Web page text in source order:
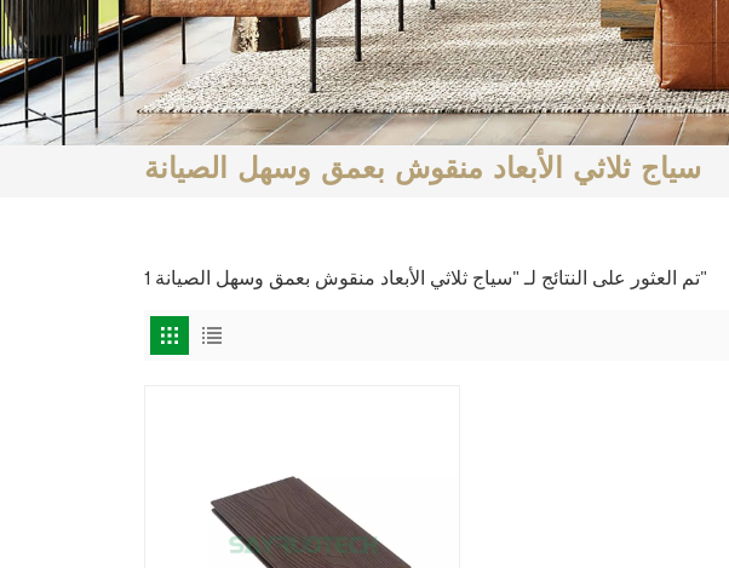
سياج ثلاثي الأبعاد منقوش بعمق وسهل الصيانة
1 تم العثور على النتائج لـ "سياج ثلاثي الأبعاد منقوش بعمق وسهل الصيانة"